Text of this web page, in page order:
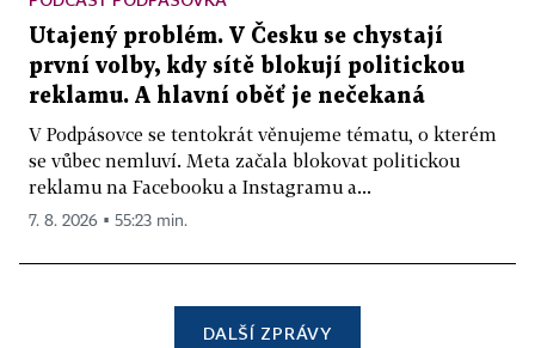
Utajený problém. V Česku se chystají
první volby, kdy sítě blokují politickou
reklamu. A hlavní oběť je nečekaná
V Podpásovce se tentokrát věnujeme tématu, o kterém
se vůbec nemluví. Meta začala blokovat politickou
reklamu na Facebooku a Instagramu a...
7. 8. 2026 ▪ 55:23 min.
DALŠÍ ZPRÁVY